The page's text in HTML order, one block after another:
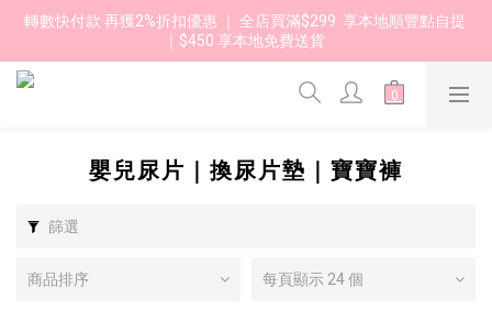
轉數快付款 再獲2%折扣優惠 ｜ 全店買滿$299  享本地順豐點自提
｜$450 享本地免費送貨
嬰兒尿片｜換尿片墊｜寶寶褲
篩選
商品排序 每頁顯示 24 個